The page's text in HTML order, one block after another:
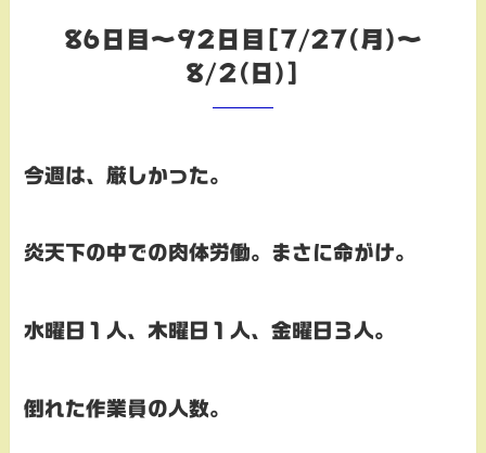
86日目～92日目[7/27(月)～
8/2(日)]
今週は、厳しかった。
炎天下の中での肉体労働。まさに命がけ。
水曜日１人、木曜日１人、金曜日３人。
倒れた作業員の人数。